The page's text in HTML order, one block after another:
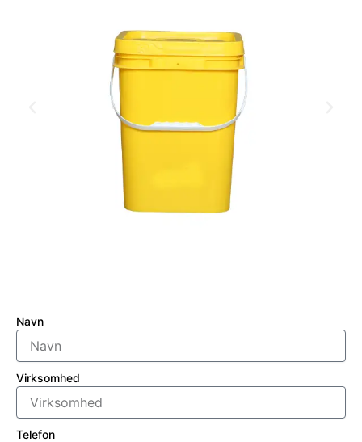
Navn
Virksomhed
Telefon